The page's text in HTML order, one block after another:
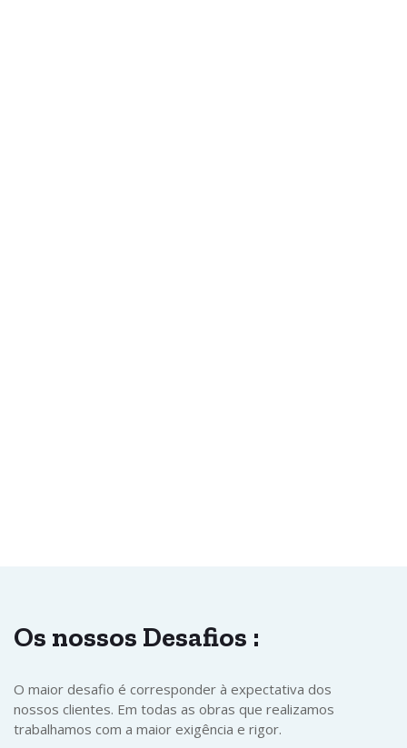
Os nossos Desafios :
O maior desafio é corresponder à expectativa dos
nossos clientes. Em todas as obras que realizamos
trabalhamos com a maior exigência e rigor.